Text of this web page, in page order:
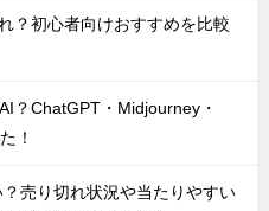
？初心者向けおすすめを比較
？ChatGPT・Midjourney・
！
売り切れ状況や当たりやすい